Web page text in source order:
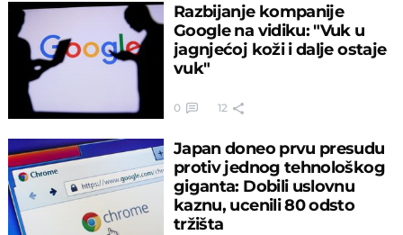
Razbijanje kompanije
Google na vidiku: "Vuk u
jagnjećoj koži i dalje ostaje
vuk"
0 12
Japan doneo prvu presudu
protiv jednog tehnološkog
giganta: Dobili uslovnu
kaznu, ucenili 80 odsto
tržišta